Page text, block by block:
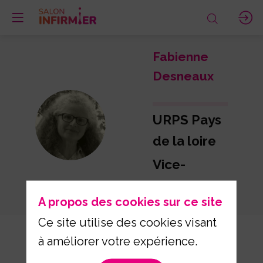
FD
Fabienne
Desneaux
URPS Pays
de la loire
Vice-
Présidente
A propos des cookies sur ce site
Ce site utilise des cookies visant
à améliorer votre expérience.